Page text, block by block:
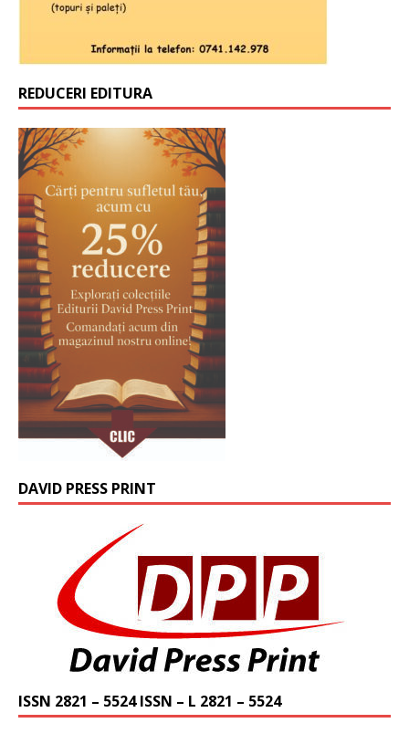
REDUCERI EDITURA
DAVID PRESS PRINT
ISSN 2821 – 5524 ISSN – L 2821 – 5524